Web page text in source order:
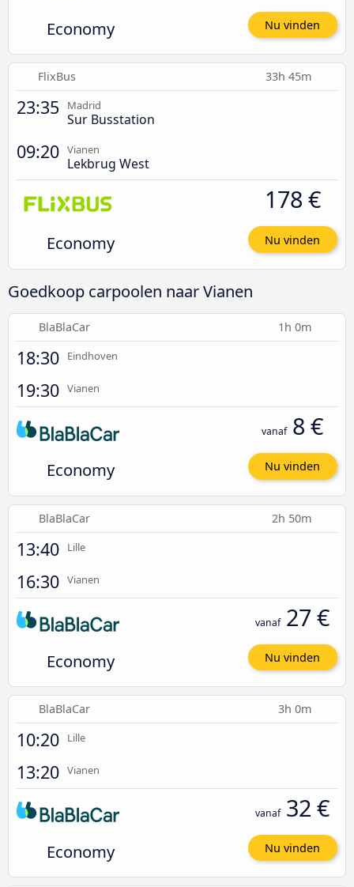
Economy Nu vinden
FlixBus 33h 45m
23:35 Madrid
Sur Busstation
09:20 Vianen
Lekbrug West
Economy
178 €
Nu vinden
Goedkoop carpoolen naar Vianen
BlaBlaCar 1h 0m
18:30 Eindhoven
19:30 Vianen
Economy
vanaf 8 €
Nu vinden
BlaBlaCar 2h 50m
13:40 Lille
16:30 Vianen
Economy
vanaf 27 €
Nu vinden
BlaBlaCar 3h 0m
10:20 Lille
13:20 Vianen
Economy
vanaf 32 €
Nu vinden